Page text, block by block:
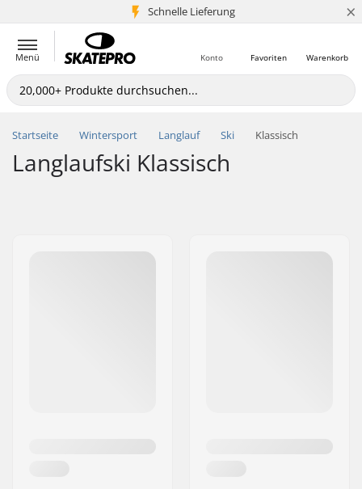
Schnelle Lieferung
5+ Mio. Kunden ×
Menü Warenkorb
Favoriten
Konto
Startseite Wintersport Langlauf Ski Klassisch
Langlaufski Klassisch